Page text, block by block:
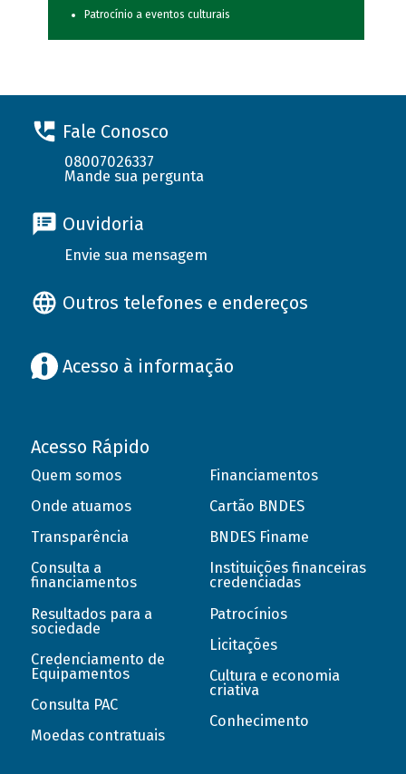
Patrocínio a eventos culturais
Fale Conosco
08007026337
Mande sua pergunta
Ouvidoria
Envie sua mensagem
Outros telefones e endereços
Acesso à informação
Acesso Rápido
Quem somos
Onde atuamos
Transparência
Consulta a
financiamentos
Resultados para a
sociedade
Credenciamento de
Equipamentos
Consulta PAC
Moedas contratuais
Financiamentos
Cartão BNDES
BNDES Finame
Instituições financeiras
credenciadas
Patrocínios
Licitações
Cultura e economia
criativa
Conhecimento